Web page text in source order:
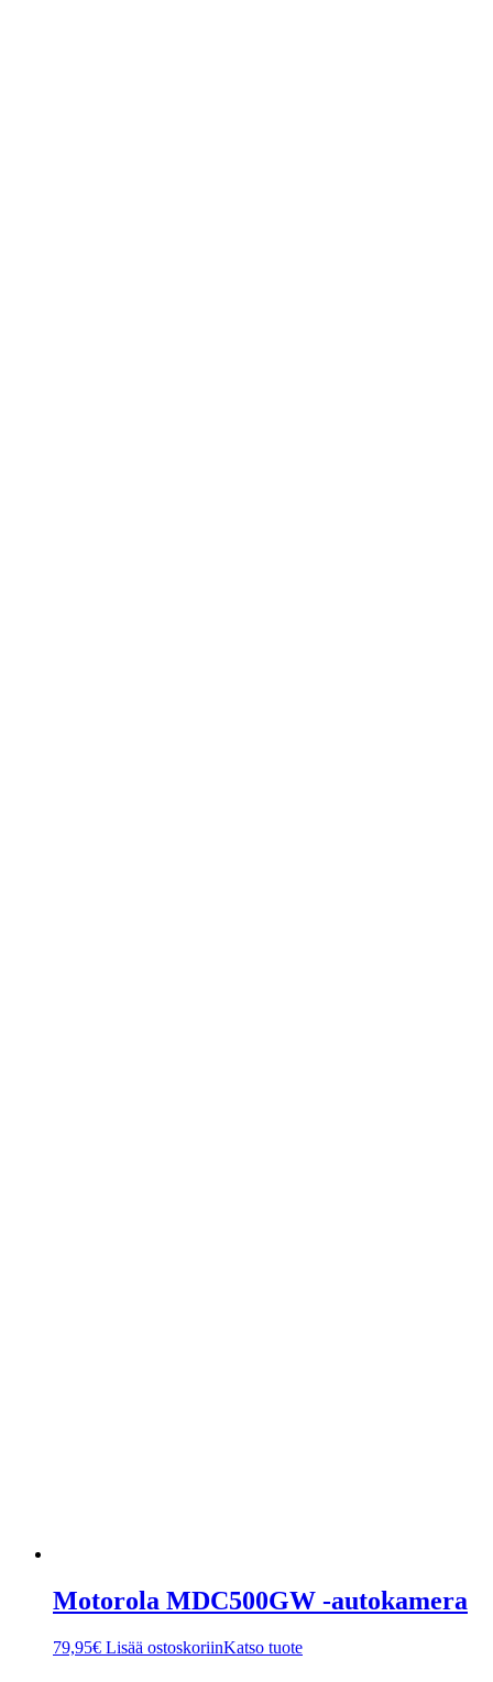
Motorola MDC500GW -autokamera
79,95€ Lisää ostoskoriinKatso tuote